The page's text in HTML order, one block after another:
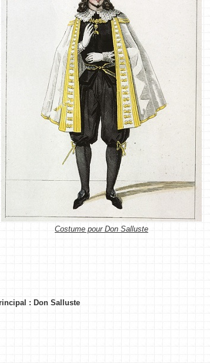
Costume pour Don Salluste
: Don Salluste